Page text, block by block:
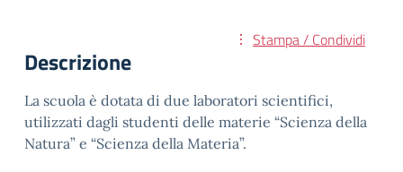
Stampa / Condividi
Descrizione
La scuola è dotata di due laboratori scientifici,
utilizzati dagli studenti delle materie “Scienza della
Natura” e “Scienza della Materia”.